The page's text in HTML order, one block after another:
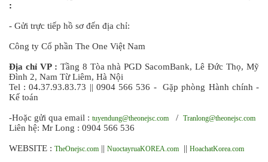
:
- Gửi trực tiếp hồ sơ đến địa chỉ:
Công ty Cổ phần The One Việt Nam
Địa chỉ VP : Tầng 8 Tòa nhà PGD SacomBank, Lê Đức Thọ, Mỹ
Đình 2, Nam Từ Liêm, Hà Nội
Tel : 04.37.93.83.73 || 0904 566 536 - Gặp phòng Hành chính -
Kế toán
-Hoặc gửi qua email : tuyendung@theonejsc.com / Tranlong@theonejsc.com
Liên hệ: Mr Long : 0904 566 536
WEBSITE : TheOnejsc.com || NuoctayruaKOREA.com || HoachatKorea.com